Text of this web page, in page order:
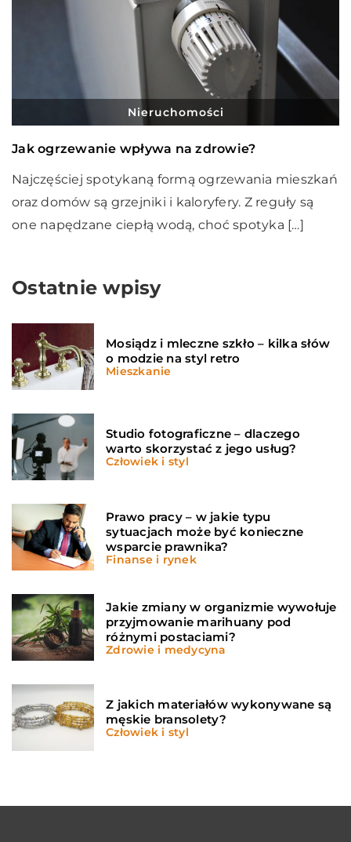
Nieruchomości
Jak ogrzewanie wpływa na zdrowie?
Najczęściej spotykaną formą ogrzewania mieszkań
oraz domów są grzejniki i kaloryfery. Z reguły są
one napędzane ciepłą wodą, choć spotyka […]
Ostatnie wpisy
Mosiądz i mleczne szkło – kilka słów
o modzie na styl retro
Mieszkanie
Studio fotograficzne – dlaczego
warto skorzystać z jego usług?
Człowiek i styl
Prawo pracy – w jakie typu
sytuacjach może być konieczne
wsparcie prawnika?
Finanse i rynek
Jakie zmiany w organizmie wywołuje
przyjmowanie marihuany pod
różnymi postaciami?
Zdrowie i medycyna
Z jakich materiałów wykonywane są
męskie bransolety?
Człowiek i styl